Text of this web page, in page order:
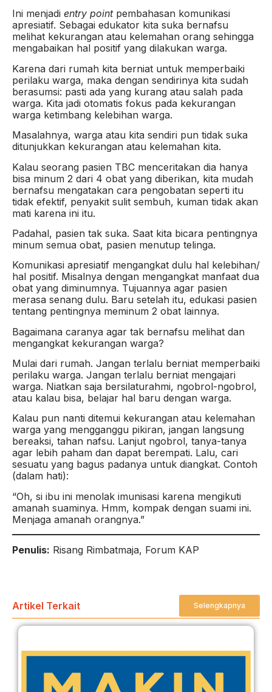
Ini menjadi entry pointpembahasan komunikasi
apresiatif. Sebagai edukator kita suka bernafsu
melihat kekurangan atau kelemahan orang sehingga
mengabaikan hal positif yang dilakukan warga.
Karena dari rumah kita berniat untuk memperbaiki
perilaku warga, maka dengan sendirinya kita sudah
berasumsi: pasti ada yang kurang atau salah pada
warga. Kita jadi otomatis fokus pada kekurangan
warga ketimbang kelebihan warga.
Masalahnya, warga atau kita sendiri pun tidak suka
ditunjukkan kekurangan atau kelemahan kita.
Kalau seorang pasien TBC menceritakan dia hanya
bisa minum 2 dari 4 obat yang diberikan, kita mudah
bernafsu mengatakan cara pengobatan seperti itu
tidak efektif, penyakit sulit sembuh, kuman tidak akan
mati karena ini itu.
Padahal, pasien tak suka. Saat kita bicara pentingnya
minum semua obat, pasien menutup telinga.
Komunikasi apresiatif mengangkat dulu hal kelebihan/
hal positif. Misalnya dengan mengangkat manfaat dua
obat yang diminumnya. Tujuannya agar pasien
merasa senang dulu. Baru setelah itu, edukasi pasien
tentang pentingnya meminum 2 obat lainnya.
Bagaimana caranya agar tak bernafsu melihat dan
mengangkat kekurangan warga?
Mulai dari rumah. Jangan terlalu berniat memperbaiki
perilaku warga. Jangan terlalu berniat mengajari
warga. Niatkan saja bersilaturahmi, ngobrol-ngobrol,
atau kalau bisa, belajar hal baru dengan warga.
Kalau pun nanti ditemui kekurangan atau kelemahan
warga yang mengganggu pikiran, jangan langsung
bereaksi, tahan nafsu. Lanjut ngobrol, tanya-tanya
agar lebih paham dan dapat berempati. Lalu, cari
sesuatu yang bagus padanya untuk diangkat. Contoh
(dalam hati):
“Oh, si ibu ini menolak imunisasi karena mengikuti
amanah suaminya. Hmm, kompak dengan suami ini.
Menjaga amanah orangnya.”
Penulis: Risang Rimbatmaja, Forum KAP
Artikel Terkait Selengkapnya